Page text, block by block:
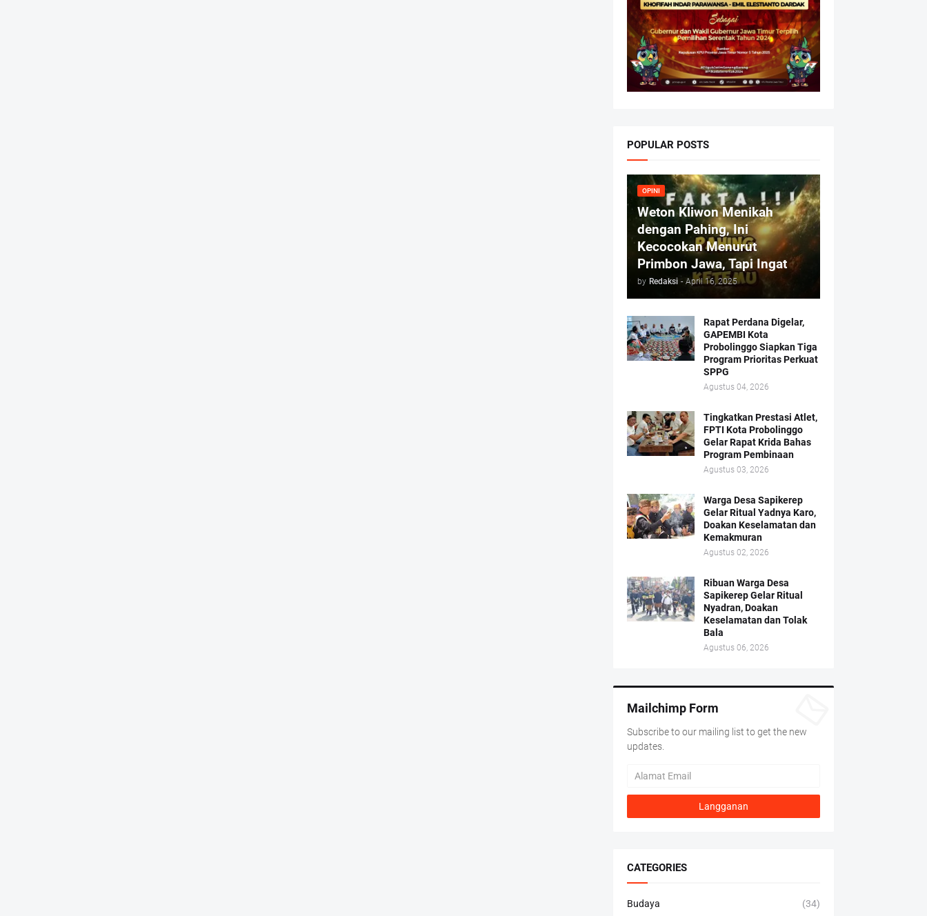
POPULAR POSTS
OPINI
Weton Kliwon Menikah
dengan Pahing, Ini
Kecocokan Menurut
Primbon Jawa, Tapi Ingat
by Redaksi - April 16, 2025
Rapat Perdana Digelar,
GAPEMBI Kota
Probolinggo Siapkan Tiga
Program Prioritas Perkuat
SPPG
Agustus 04, 2026
Tingkatkan Prestasi Atlet,
FPTI Kota Probolinggo
Gelar Rapat Krida Bahas
Program Pembinaan
Agustus 03, 2026
Warga Desa Sapikerep
Gelar Ritual Yadnya Karo,
Doakan Keselamatan dan
Kemakmuran
Agustus 02, 2026
Ribuan Warga Desa
Sapikerep Gelar Ritual
Nyadran, Doakan
Keselamatan dan Tolak
Bala
Agustus 06, 2026
Mailchimp Form
Subscribe to our mailing list to get the new
updates.
CATEGORIES
Budaya (34)